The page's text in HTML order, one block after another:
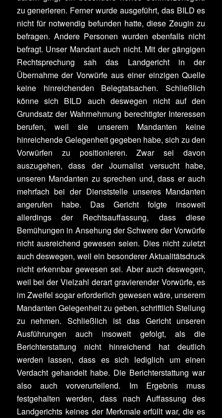
zu generieren. Ferner wurde ausgeführt, das BILD es
nicht für notwendig befunden hatte, diese Zeugin zu
befragen. Andere Personen wurden ebenfalls nicht
befragt. Unser Mandant auch nicht. Mit der gängigen
Rechtsprechung sah das Landgericht in der
Übernahme der Vorwürfe aus einer einzigen Quelle
keine hinreichenden Belegtatsachen. Schließlich
könne sich BILD auch deswegen nicht auf den
Grundsatz der Wahrnehmung berechtigter Interessen
berufen, weil sie unserem Mandanten keine
hinreichende Gelegenheit gegeben habe, sich zu den
Vorwürfen zu positionieren. Zwar sei davon
auszugehen, dass der Journalist versucht habe,
unseren Mandanten zu sprechen und, dass er auch
mehrfach bei der Dienststelle unseres Mandanten
angerufen habe. Das Gericht folgte insoweit
allerdings der Rechtsauffassung, dass diese
Bemühungen in Ansehung der Schwere der Vorwürfe
nicht ausreichend gewesen seien. Dies nicht zuletzt
auch deswegen, weil ein besonderer Aktualitätsdruck
nicht erkennbar gewesen sei. Aber auch deswegen,
weil bei der Vielzahl derart gravierender Vorwürfe, es
im Zweifel sogar erforderlich gewesen wäre, unserem
Mandanten Gelegenheit zu geben, schriftlich Stellung
zu nehmen. Schließlich ist das Gericht unseren
Ausführungen auch insoweit gefolgt, als die
Berichterstattung nicht hinreichend hat deutlich
werden lassen, dass es sich lediglich um einen
Verdacht gehandelt habe. Die Berichterstattung war
also auch vorverurteilend. Im Ergebnis muss
festgehalten werden, dass nach Auffassung des
Landgerichts keines der Merkmale erfüllt war, die es